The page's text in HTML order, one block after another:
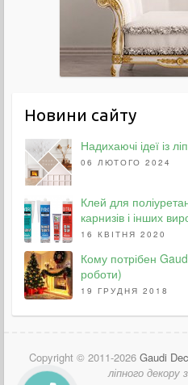
Новини сайту
Надихаючі ідеї із
06 ЛЮТОГО 2024
Клей для
карнизів і інших
16 КВІТНЯ 2020
Кому потрібен
роботи)
19 ГРУДНЯ 2018
Copyright © 2011-2026 Gaudi
ліпного декору